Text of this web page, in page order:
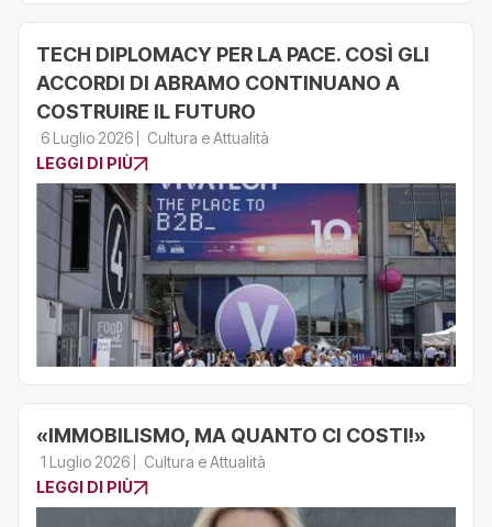
TECH DIPLOMACY PER LA PACE. COSÌ GLI
ACCORDI DI ABRAMO CONTINUANO A
COSTRUIRE IL FUTURO
6 Luglio 2026
Cultura e Attualità
LEGGI DI PIÙ
«IMMOBILISMO, MA QUANTO CI COSTI!»
1 Luglio 2026
Cultura e Attualità
LEGGI DI PIÙ